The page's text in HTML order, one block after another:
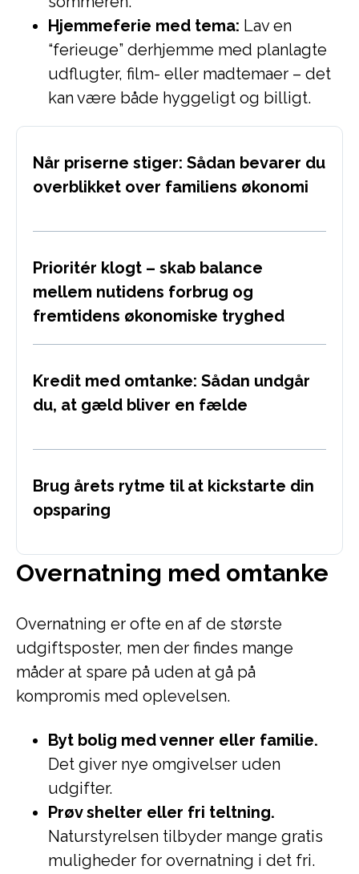
Hjemmeferie med tema: Lav en
“ferieuge” derhjemme med planlagte
udflugter, film- eller madtemaer – det
kan være både hyggeligt og billigt.
Når priserne stiger: Sådan bevarer du
overblikket over familiens økonomi
Prioritér klogt – skab balance
mellem nutidens forbrug og
fremtidens økonomiske tryghed
Kredit med omtanke: Sådan undgår
du, at gæld bliver en fælde
Brug årets rytme til at kickstarte din
opsparing
Overnatning med omtanke
Overnatning er ofte en af de største
udgiftsposter, men der findes mange
måder at spare på uden at gå på
kompromis med oplevelsen.
Byt bolig med venner eller familie.
Det giver nye omgivelser uden
udgifter.
Prøv shelter eller fri teltning.
Naturstyrelsen tilbyder mange gratis
muligheder for overnatning i det fri.